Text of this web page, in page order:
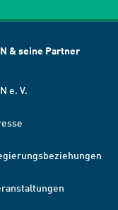
& seine Partner
e. V.